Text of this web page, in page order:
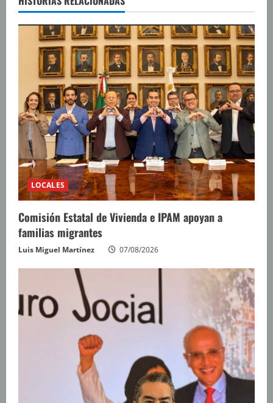
e
y
d
o
LOCALES
Comisión Estatal de Vivienda e IPAM apoyan a
familias migrantes
Luis Miguel Martínez 07/08/2026